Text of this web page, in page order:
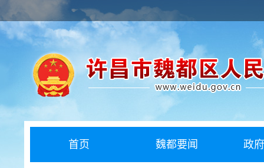
首页 魏都要闻 政